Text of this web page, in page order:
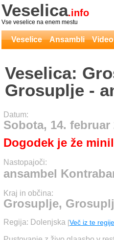
Veselica.info
Vse veselice na enem mestu
Veselice Ansambli Video
Veselica:
Grosuplje -
Kontrabant
Datum:
Sobota, 14. februar
Dogodek je že minil
Nastopajoči:
ansambel
Kraj in občina:
Grosuplje,
Regija: Dolenjska [Več iz te regije